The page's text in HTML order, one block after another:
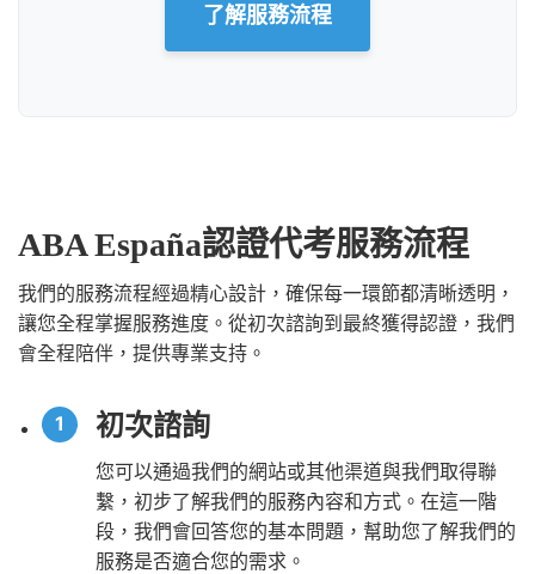
了解服務流程
ABA España認證代考服務流程
我們的服務流程經過精心設計，確保每一環節都清晰透明，
讓您全程掌握服務進度。從初次諮詢到最終獲得認證，我們
會全程陪伴，提供專業支持。
初次諮詢
您可以通過我們的網站或其他渠道與我們取得聯
繫，初步了解我們的服務內容和方式。在這一階
段，我們會回答您的基本問題，幫助您了解我們的
服務是否適合您的需求。